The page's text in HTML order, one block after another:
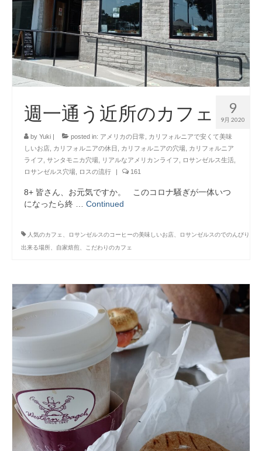
9
9月 2020
週一通う近所のカフェ
by Yuki | posted in: アメリカの日常
カリフォルニアで安くて美味
しいお店 カリフォルニアの休日 カリフォルニアの穴場 カリフォルニア
ライフ サンタモニカ穴場 リアルなアメリカンライフ ロサンゼルス生活
ロサンゼルス穴場
ロスの流行 | 161
8+ 皆さん、お元気ですか。 このコロナ騒ぎが一体いつ
になったら終 … Continued
人気のカフェ、ロサンゼルスのコーヒーの美味しいお店、ロサンゼルスのでのんびり
出来る場所、自家焙煎、こだわりのカフェ